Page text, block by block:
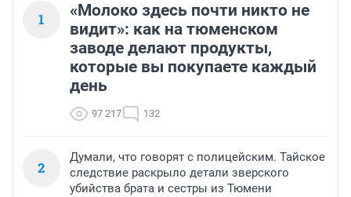
1
«Молоко здесь почти никто не
видит»: как на тюменском
заводе делают продукты,
которые вы покупаете каждый
день
97 217 132
2
Думали, что говорят с полицейским. Тайское
следствие раскрыло детали зверского
убийства брата и сестры из Тюмени